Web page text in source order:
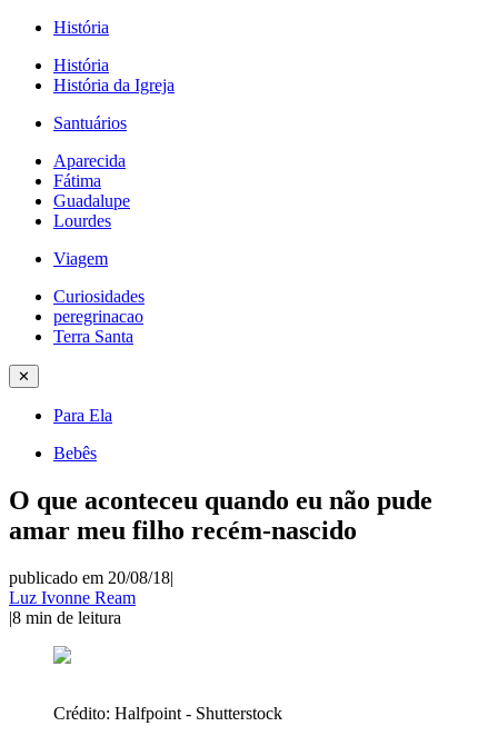
História
História
História da Igreja
Santuários
Aparecida
Fátima
Guadalupe
Lourdes
Viagem
Curiosidades
peregrinacao
Terra Santa
✕
Para Ela
Bebês
O que aconteceu quando eu não pude
amar meu filho recém-nascido
publicado em 20/08/18|
Luz Ivonne Ream
|8 min de leitura
Crédito: Halfpoint - Shutterstock